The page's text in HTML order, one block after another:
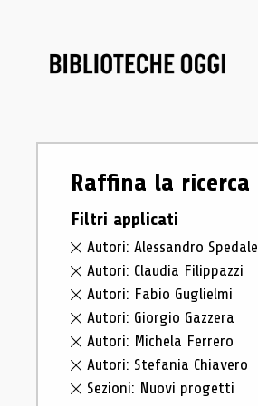
Raffina la ricerca
Filtri applicati
Autori: Alessandro Spedale
Autori: Claudia Filippazzi
Autori: Fabio Guglielmi
Autori: Giorgio Gazzera
Autori: Michela Ferrero
Autori: Stefania Chiavero
Sezioni: Nuovi progetti